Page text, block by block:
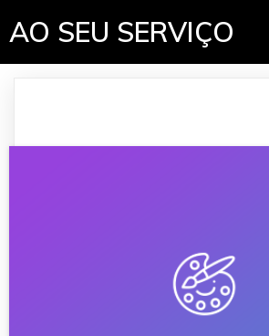
AO SEU SERVIÇO